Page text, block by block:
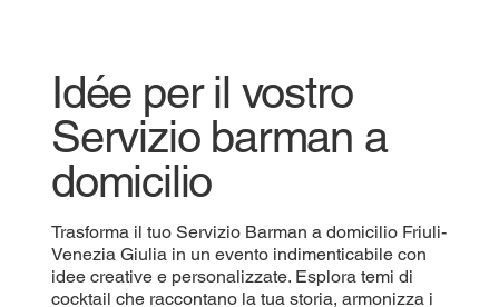
Idée per il vostro
Servizio barman a
domicilio
Trasforma il tuo Servizio Barman a domicilio Friuli-
Venezia Giulia in un evento indimenticabile con
idee creative e personalizzate. Esplora temi di
cocktail che raccontano la tua storia, armonizza i